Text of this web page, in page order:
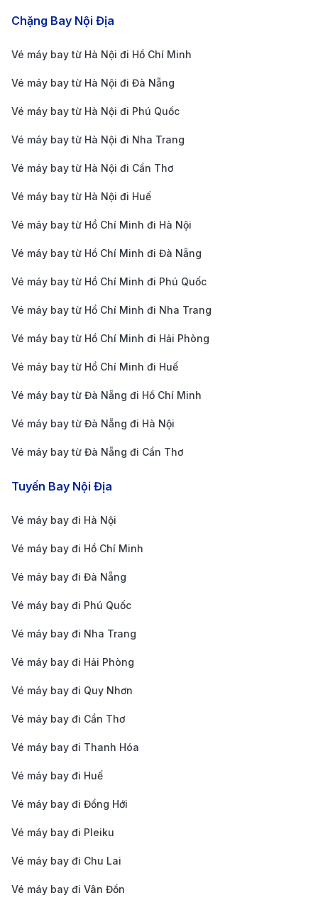
Cách săn vé máy bay giá rẻ từ
chuyến bay từ TP.HCM (Sân bay Quốc tế Tân Sơn
Nhất – SGN) đến Yekaterinburg (Sân bay Quốc tế
Koltsovo – SVX) với mức giá hợp lý, bạn nên lên kế
hoạch và đặt vé trước ít nhất 2 – 3 tháng. Điều này
hoặc dịp lễ, giúp bạn có cơ hội săn vé giá rẻ và lựa
chọn được chuyến bay với giờ bay thuận tiện.
Tận dụng các chương trình giảm giá
hàng không thường xuyên tổ chức các đợt khuyến
Friday, hay các sự kiện lớn. Hãy theo dõi các trang
web uy tín như 190 Booking để không bỏ lỡ cơ hội
săn vé giá rẻ từ TP.HCM đi Yekaterinburg.
Chọn chuyến bay nối chuyến hợp lý
đến Yekaterinburg, bạn sẽ phải quá cảnh tại các
sân bay trung chuyển lớn như Moscow
(SVO/DME), Dubai (DXB) hoặc Istanbul (IST). Lựa
giúp bạn tiết kiệm chi phí và thời gian di chuyển.
So sánh giá vé linh hoạt
Trước khi mua vé, hãy sử dụng các nền tảng so
bay vào giữa tuần hoặc vào các khung giờ ít người
đặt (sáng sớm, đêm muộn) thường có giá rẻ hơn
so với chuyến bay vào cuối tuần hoặc giờ cao
điểm.
Yekaterinburg tại 190 Booking
Booking cung cấp thông tin giá vé theo thời gian
thực, giúp bạn dễ dàng tìm được mức giá ưu đãi
nhất cho chuyến bay TP.HCM – Yekaterinburg.
và xử lý nhanh chóng các sự cố trong quá trình
Chặng Bay Nội Địa
Vé máy bay từ Hà Nội đi Hồ Chí Minh
Vé máy bay từ Hà Nội đi Đà Nẵng
Vé máy bay từ Hà Nội đi Phú Quốc
Vé máy bay từ Hà Nội đi Nha Trang
Vé máy bay từ Hà Nội đi Cần Thơ
Vé máy bay từ Hà Nội đi Huế
Vé máy bay từ Hồ Chí Minh đi Hà Nội
Vé máy bay từ Hồ Chí Minh đi Đà Nẵng
Vé máy bay từ Hồ Chí Minh đi Phú Quốc
Vé máy bay từ Hồ Chí Minh đi Nha Trang
Vé máy bay từ Hồ Chí Minh đi Hải Phòng
Vé máy bay từ Hồ Chí Minh đi Huế
Vé máy bay từ Đà Nẵng đi Hồ Chí Minh
Vé máy bay từ Đà Nẵng đi Hà Nội
Vé máy bay từ Đà Nẵng đi Cần Thơ
Tuyến Bay Nội Địa
Vé máy bay đi Hà Nội
Vé máy bay đi Hồ Chí Minh
Vé máy bay đi Đà Nẵng
Vé máy bay đi Phú Quốc
Vé máy bay đi Nha Trang
Vé máy bay đi Hải Phòng
Vé máy bay đi Quy Nhơn
Vé máy bay đi Cần Thơ
Vé máy bay đi Thanh Hóa
Vé máy bay đi Huế
Vé máy bay đi Đồng Hới
Vé máy bay đi Pleiku
Vé máy bay đi Chu Lai
Vé máy bay đi Vân Đồn